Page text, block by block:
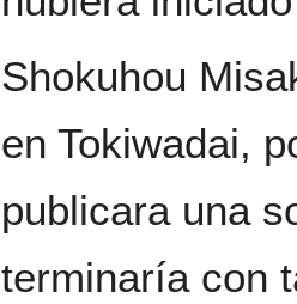
Shokuhou
en Tokiwadai,
publicara una
terminaría con